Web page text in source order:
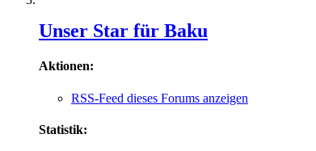
Unser Star für Baku
Aktionen:
RSS-Feed dieses Forums anzeigen
Statistik: